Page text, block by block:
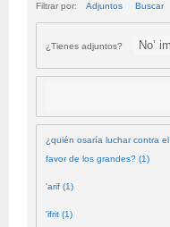
Filtrar por: Adjuntos Buscar
¿Tienes adjuntos?
¿quién osaría luchar contra el
favor de los grandes? (1)
'arif (1)
'ifrit (1)